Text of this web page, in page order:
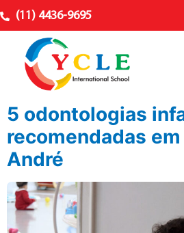
(11) 4436-9695
5 odontologias
recomendadas
André